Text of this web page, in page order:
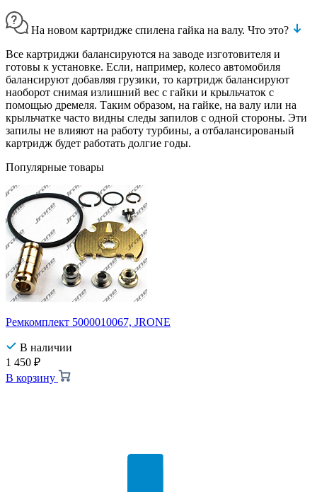
На новом картридже спилена гайка на валу. Что это?
Все картриджи балансируются на заводе изготовителя и
готовы к установке. Если, например, колесо автомобиля
балансируют добавляя грузики, то картридж балансируют
наоборот снимая излишний вес с гайки и крыльчаток с
помощью дремеля. Таким образом, на гайке, на валу или на
крыльчатке часто видны следы запилов с одной стороны. Эти
запилы не влияют на работу турбины, а отбалансированый
картридж будет работать долгие годы.
Популярные товары
Ремкомплект 5000010067, JRONE
В наличии
1 450 ₽
В корзину